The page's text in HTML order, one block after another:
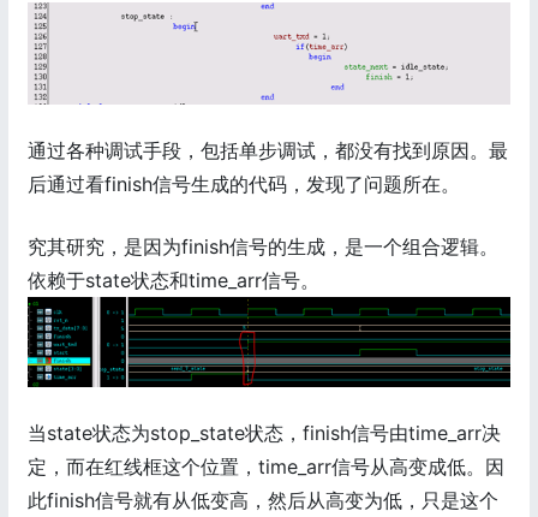
通过各种调试手段，包括单步调试，都没有找到原因。最
后通过看finish信号生成的代码，发现了问题所在。
究其研究，是因为finish信号的生成，是一个组合逻辑。
依赖于state状态和time_arr信号。
当state状态为stop_state状态，finish信号由time_arr决
定，而在红线框这个位置，time_arr信号从高变成低。因
此finish信号就有从低变高，然后从高变为低，只是这个